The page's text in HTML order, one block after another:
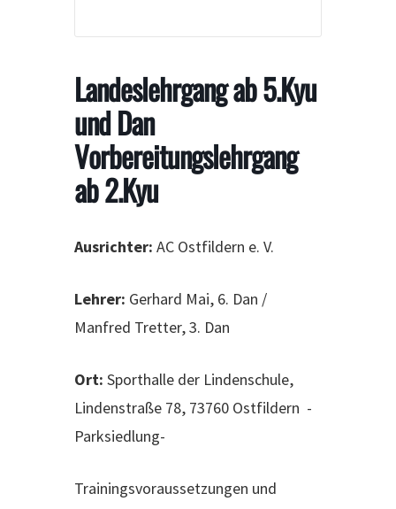
Landeslehrgang ab 5.Kyu
und Dan
Vorbereitungslehrgang
ab 2.Kyu
Ausrichter:AC Ostfildern e. V.
Lehrer: Gerhard Mai, 6. Dan /
Manfred Tretter, 3. Dan
Ort:Sporthalle der Lindenschule,
Lindenstraße 78, 73760 Ostfildern -
Parksiedlung-
Trainingsvoraussetzungen und